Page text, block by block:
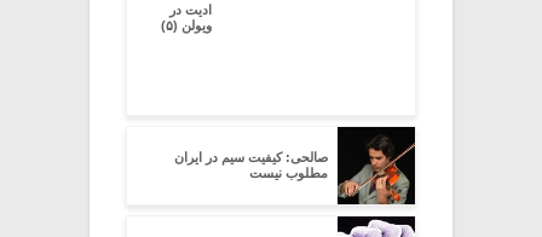
ادیت در
ویولن (۵)
صالحی: کیفیت سیم در ایران
مطلوب نیست